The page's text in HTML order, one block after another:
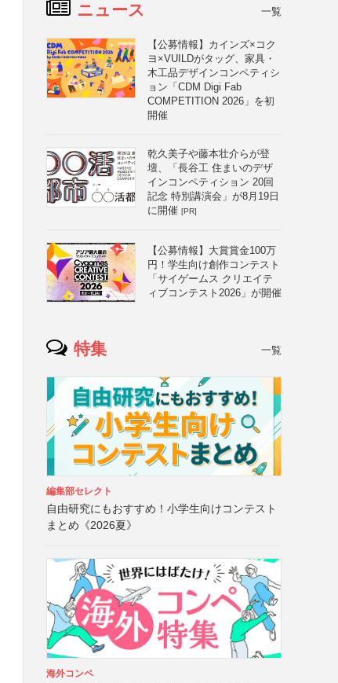
ニュース 一覧
【公募情報】カインズ×コク
ヨ×VUILDがタッグ、家具・
木工品デザインコンペティシ
ョン「CDM Digi Fab
COMPETITION 2026」を初
開催
乾久美子や藤本壮介らが登
壇、「長谷工 住まいのデザ
インコンペティション 20回
記念 特別講演会」が8月19日
に開催 [PR]
【公募情報】大賞賞金100万
円！学生向け創作コンテスト
「サイゲームス クリエイテ
ィブコンテスト2026」が開催
特集 一覧
編集部セレクト
自由研究にもおすすめ！小学生向けコンテスト
まとめ《2026夏》
海外コンペ